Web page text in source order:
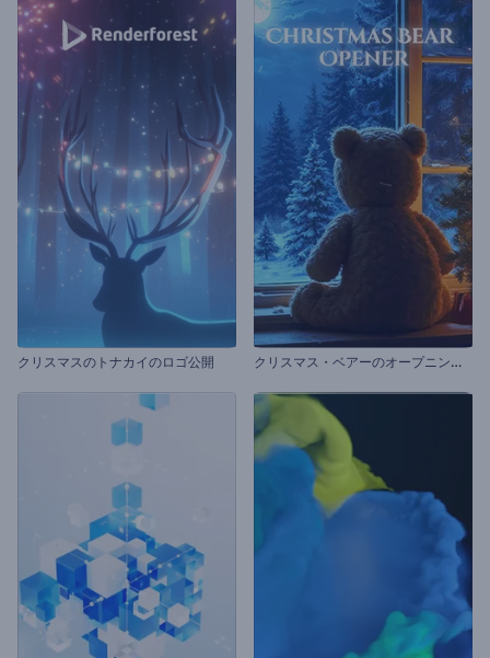
クリスマスのトナカイのロゴ公開 ク
リスマス・ベアーのオープニング動画